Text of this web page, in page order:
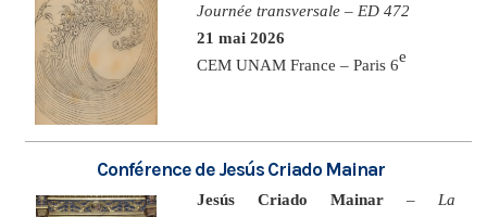
Journée transversale – ED 472
21 mai 2026
CEM UNAM France – Paris 6e
Conférence de Jesús Criado Mainar
Jesús Criado Mainar – La